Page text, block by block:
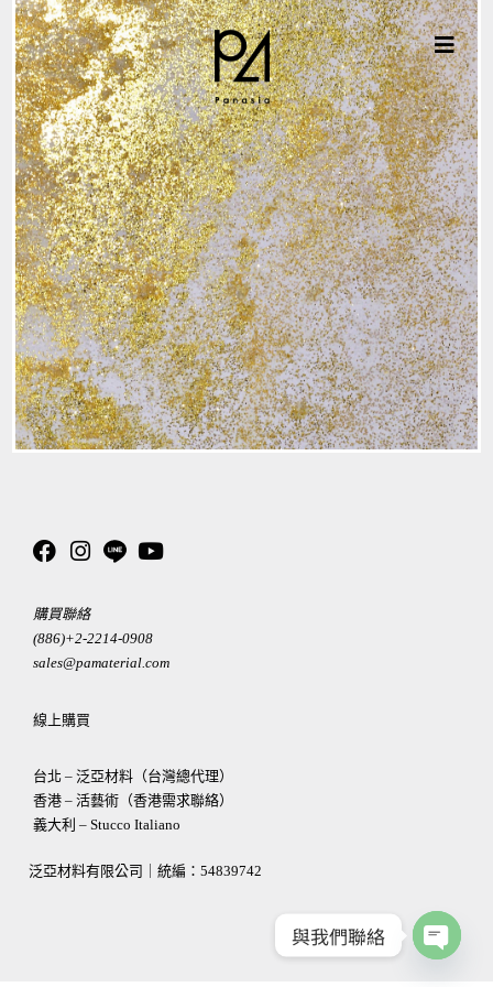
購買聯絡
(886)+2-2214-0908
sales@pamaterial.com
線上購買
台北 – 泛亞材料（台灣總代理）
香港 – 活藝術（香港需求聯絡）
義大利 – Stucco Italiano
泛亞材料有限公司｜統編： 54839742
與我們聯絡